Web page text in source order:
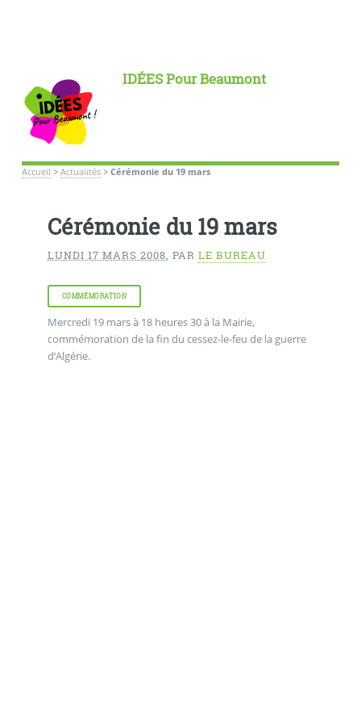
IDÉES Pour Beaumont
Accueil > Actualités> Cérémonie du 19 mars
Cérémonie du 19 mars
LUNDI 17 MARS 2008, PAR LE BUREAU
COMMÉMORATION
Mercredi 19 mars à 18 heures 30 à la Mairie,
commémoration de la fin du cessez-le-feu de la guerre
d’Algérie.